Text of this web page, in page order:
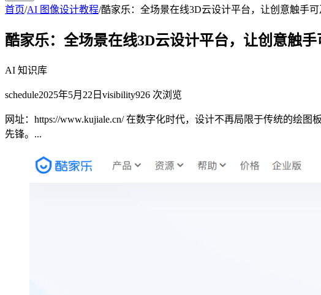
首页/AI 图像设计教程/酷家乐：全场景在线3D云设计平台，让创意触手可
酷家乐：全场景在线3D云设计平台，让创意触手
AI 知识库
schedule2025年5月22日 visibility926 次浏览
网址：https://www.kujiale.cn/ 在数字化时代，设计不再局限于传统的绘
先锋。...